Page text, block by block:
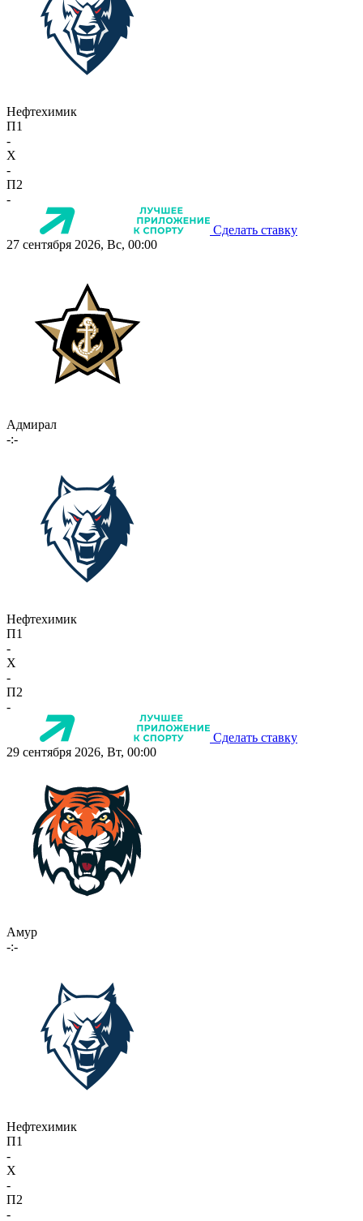
Нефтехимик
П1
-
X
-
П2
-
Сделать ставку
27 сентября 2026, Вс, 00:00
Адмирал
-:-
Нефтехимик
П1
-
X
-
П2
-
Сделать ставку
29 сентября 2026, Вт, 00:00
Амур
-:-
Нефтехимик
П1
-
X
-
П2
-